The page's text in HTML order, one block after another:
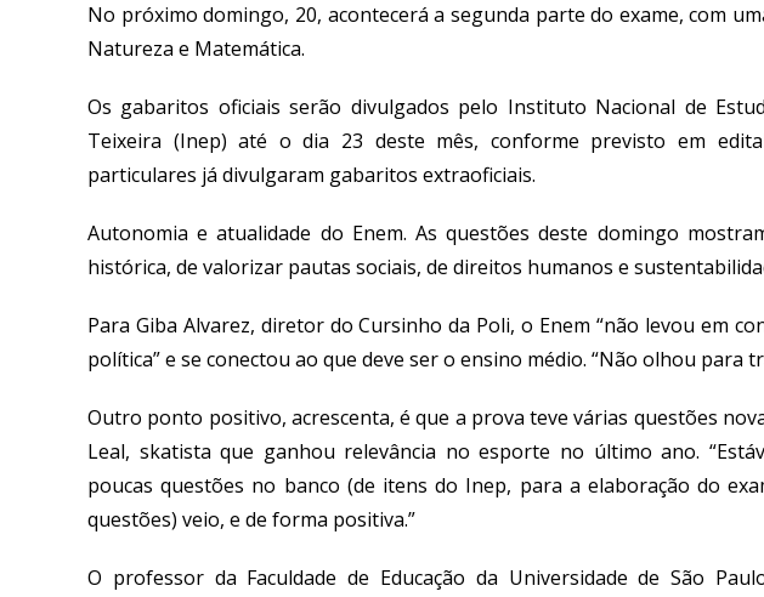
No próximo domingo, 20, acontecerá a segunda parte do exame, com
Natureza e Matemática.
Os gabaritos oficiais serão divulgados pelo Instituto Nacional de
Teixeira (Inep) até o dia 23 deste mês, conforme previsto em
particulares já divulgaram gabaritos extraoficiais.
Autonomia e atualidade do Enem. As questões deste domingo
histórica, de valorizar pautas sociais, de direitos humanos e
Para Giba Alvarez, diretor do Cursinho da Poli, o Enem “não levou em
política” e se conectou ao que deve ser o ensino médio. “Não olhou para
Outro ponto positivo, acrescenta, é que a prova teve várias questões
Leal, skatista que ganhou relevância no esporte no último ano.
poucas questões no banco (de itens do Inep, para a elaboração do
questões) veio, e de forma positiva.”
O professor da Faculdade de Educação da Universidade de São